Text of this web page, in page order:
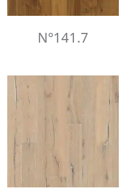
N°141.7